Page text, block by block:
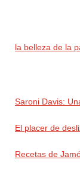
la belleza de la
Saroni Davis:
El placer de
Recetas de